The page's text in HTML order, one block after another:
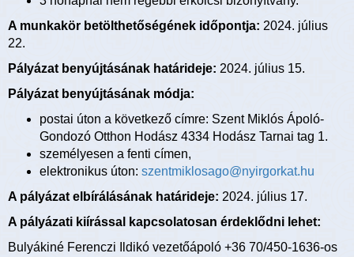
A munkakör betölthetőségének időpontja: 2024. július
22.
Pályázat benyújtásának határideje: 2024. július 15.
Pályázat benyújtásának módja:
postai úton a következő címre: Szent Miklós Ápoló-
Gondozó Otthon Hodász 4334 Hodász Tarnai tag 1.
személyesen a fenti címen,
elektronikus úton: szentmiklosago@nyirgorkat.hu
A pályázat elbírálásának határideje: 2024. július 17.
A pályázati kiírással kapcsolatosan érdeklődni lehet:
Bulyákiné Ferenczi Ildikó vezetőápoló +36 70/450-1636-os